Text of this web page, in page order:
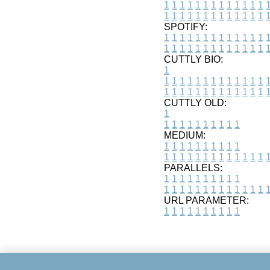
1 1 1 1 1 1 1 1 1 1 1 1 1 1
1 1 1 1 1 1 1 1 1 1 1 1 1 1
SPOTIFY:
1 1 1 1 1 1 1 1 1 1 1 1 1 1
1 1 1 1 1 1 1 1 1 1 1 1 1 1
CUTTLY BIO:
1
1 1 1 1 1 1 1 1 1 1 1 1 1 1
1 1 1 1 1 1 1 1 1 1 1 1 1 1
CUTTLY OLD:
1
1 1 1 1 1 1 1 1 1 1
MEDIUM:
1 1 1 1 1 1 1 1 1 1
1 1 1 1 1 1 1 1 1 1 1 1 1 1
PARALLELS:
1 1 1 1 1 1 1 1 1 1
1 1 1 1 1 1 1 1 1 1 1 1 1 1
URL PARAMETER:
1 1 1 1 1 1 1 1 1 1